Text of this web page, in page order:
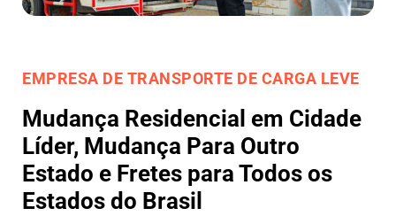
EMPRESA DE TRANSPORTE DE CARGA LEVE
Mudança Residencial em Cidade
Líder, Mudança Para Outro
Estado e Fretes para Todos os
Estados do Brasil